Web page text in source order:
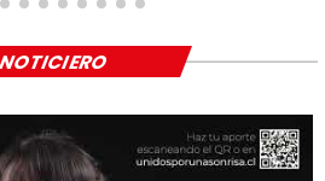
NOTICIERO